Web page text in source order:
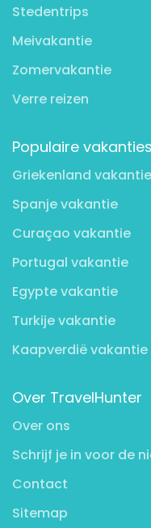
Stedentrips
Meivakantie
Zomervakantie
Verre reizen
Populaire vakanties
Griekenland vakantie
Spanje vakantie
Curaçao vakantie
Portugal vakantie
Egypte vakantie
Turkije vakantie
Kaapverdië vakantie
Over TravelHunter
Over ons
Schrijf je in voor de
Contact
Sitemap